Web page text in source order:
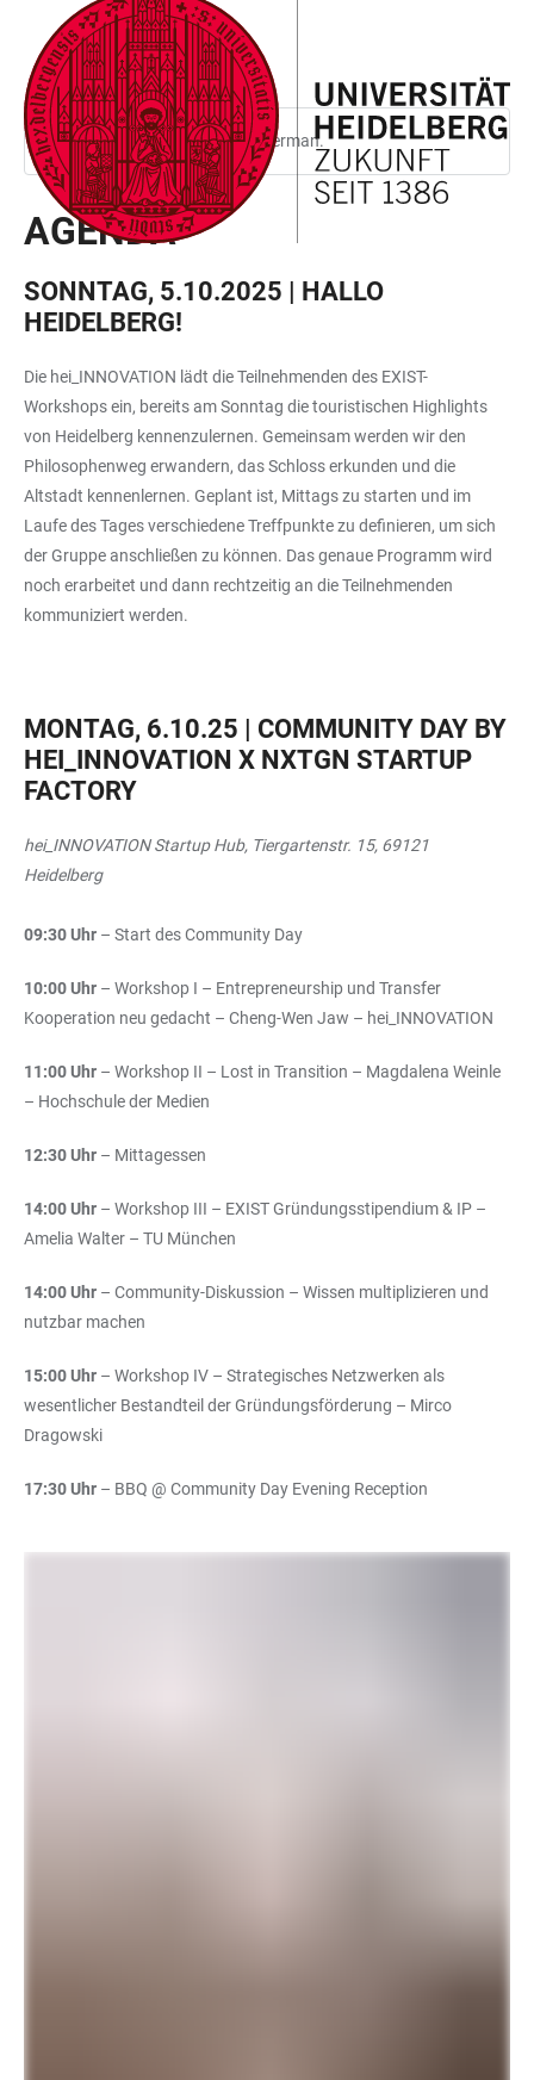
ACCESSIBILITY
LINKS
JUMP
TO
MAIN
CONTENT
OPEN
MAIN
NAVIGATION
OPEN
SEARCH
FORM
This page is only available in German.
AGENDA
SONNTAG, 5.10.2025 | HALLO
HEIDELBERG!
Die hei_INNOVATION lädt die Teilnehmenden des EXIST-
Workshops ein, bereits am Sonntag die touristischen Highlights
von Heidelberg kennenzulernen. Gemeinsam werden wir den
Philosophenweg erwandern, das Schloss erkunden und die
Altstadt kennenlernen. Geplant ist, Mittags zu starten und im
Laufe des Tages verschiedene Treffpunkte zu definieren, um sich
der Gruppe anschließen zu können. Das genaue Programm wird
noch erarbeitet und dann rechtzeitig an die Teilnehmenden
kommuniziert werden.
MONTAG, 6.10.25 | COMMUNITY DAY BY
HEI_INNOVATION X NXTGN STARTUP
FACTORY
hei_INNOVATION Startup Hub, Tiergartenstr. 15, 69121
Heidelberg
09:30 Uhr – Start des Community Day
10:00 Uhr – Workshop I – Entrepreneurship und Transfer
Kooperation neu gedacht – Cheng-Wen Jaw – hei_INNOVATION
11:00 Uhr – Workshop II – Lost in Transition – Magdalena Weinle
– Hochschule der Medien
12:30 Uhr – Mittagessen
14:00 Uhr – Workshop III – EXIST Gründungsstipendium & IP –
Amelia Walter – TU München
14:00 Uhr – Community-Diskussion – Wissen multiplizieren und
nutzbar machen
15:00 Uhr – Workshop IV – Strategisches Netzwerken als
wesentlicher Bestandteil der Gründungsförderung – Mirco
Dragowski
17:30 Uhr – BBQ @ Community Day Evening Reception